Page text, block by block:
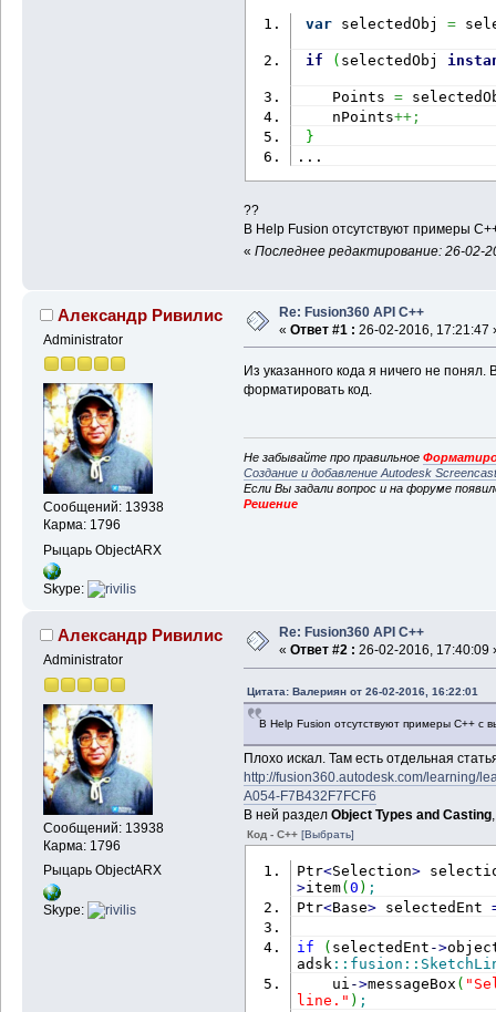
var selectedObj =
if ( selectedObj
Points =
nPoints++;
}
...
??
В Help Fusion отсутствуют примеры
« Последнее редактирование: 26-02-
Александр Ривилис
Administrator
Сообщений: 13938
Карма: 1796
Рыцарь ObjectARX
Skype:
Re: Fusion360 API C++
« Ответ #1 : 26-02-2016, 17:21:47
Из указанного кода я ничего не
форматировать код.
Не забывайте про правильное
Создание и добавление Autodesk
Если Вы задали вопрос и на форуме
Решение
Александр Ривилис
Administrator
Сообщений: 13938
Карма: 1796
Рыцарь ObjectARX
Skype:
Re: Fusion360 API C++
« Ответ #2 : 26-02-2016, 17:40:09
Цитата: Валериян от 26-02-2016, 16:22:01
В Help Fusion отсутствуют примеры С++ с
Плохо искал. Там есть отдельная
http://fusion360.autodesk.com/learning/
A054-F7B432F7FCF6
В ней раздел Object Types and Casting
Код - C++ [Выбрать]
Ptr<Selection>
>item(0 ) ;
Ptr<Base> selectedEnt
if ( selectedEnt ->
adsk :: fusion ::
ui ->messageBox (
line." ) ;